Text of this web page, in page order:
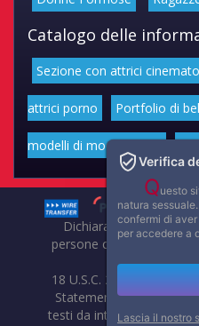
Catalogo delle
Sezione con attrici
attrici porno Portfolio di
modelli di moda volgari
Dichiarazione di non
persone che compaiono
18 U.S.C. 2257 Record-
Statement. Affaritaliani,
testi da internet, compie
Verifica
Questo
natura
confermi di
per accedere a
Lascia il nostro